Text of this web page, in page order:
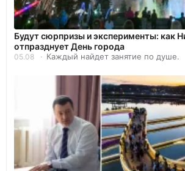
Будут сюрпризы и эксперименты: как
отпразднует День города
05.08 Каждый найдет занятие по душе.